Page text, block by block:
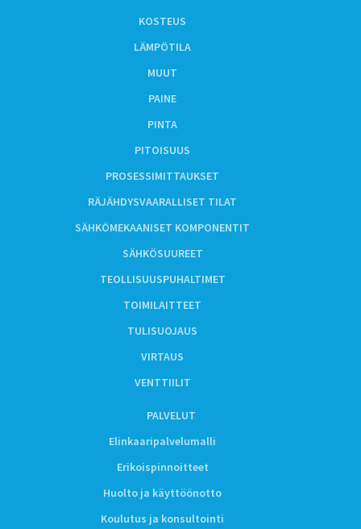
KOSTEUS
LÄMPÖTILA
MUUT
PAINE
PINTA
PITOISUUS
PROSESSIMITTAUKSET
RÄJÄHDYSVAARALLISET TILAT
SÄHKÖMEKAANISET KOMPONENTIT
SÄHKÖSUUREET
TEOLLISUUSPUHALTIMET
TOIMILAITTEET
TULISUOJAUS
VIRTAUS
VENTTIILIT
PALVELUT
Elinkaaripalvelumalli
Erikoispinnoitteet
Huolto ja käyttöönotto
Koulutus ja konsultointi